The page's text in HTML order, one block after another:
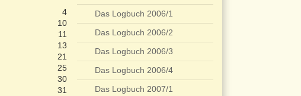
4
10
11
13
21
25
30
31
Das Logbuch 2006/1
Das Logbuch 2006/2
Das Logbuch 2006/3
Das Logbuch 2006/4
Das Logbuch 2007/1